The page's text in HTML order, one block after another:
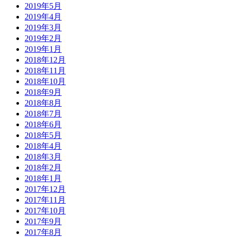
2019年5月
2019年4月
2019年3月
2019年2月
2019年1月
2018年12月
2018年11月
2018年10月
2018年9月
2018年8月
2018年7月
2018年6月
2018年5月
2018年4月
2018年3月
2018年2月
2018年1月
2017年12月
2017年11月
2017年10月
2017年9月
2017年8月